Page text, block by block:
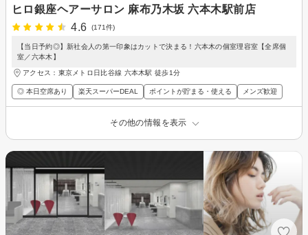
ヒロ銀座ヘアーサロン 麻布乃木坂 六本木駅前店
4.6
(171件)
【当日予約◎】新社会人の第一印象はカットで決まる！六本木の個室理容室【全席個
室／六本木】
アクセス：東京メトロ日比谷線 六本木駅 徒歩1分
◎ 本日空席あり 楽天スーパーDEAL ポイントが貯まる・使える メンズ歓迎
その他の情報を表示